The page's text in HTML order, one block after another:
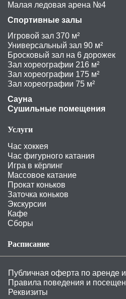
Малая ледовая арена №4
Спортивные залы
Игровой зал 370 м²
Универсальный зал 90 м²
Бросковый зал на 6 дорожек
Зал хореографии 216 м²
Зал хореографии 175 м²
Зал хореографии 75 м²
Сауна
Сушильные помещения
Услуги
Час хоккея
Час фигурного катания
Игра в кёрлинг
Массовое катание
Прокат коньков
Заточка коньков
Экскурсии
Кафе
Сборы
Расписание
Публичная оферта по аренде
Правила поведения и
Реквизиты